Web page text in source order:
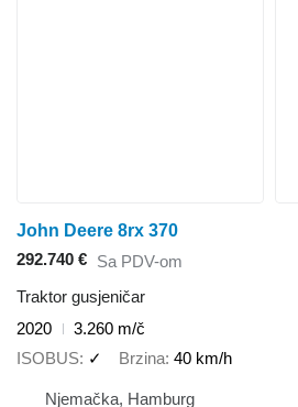
John Deere 8rx 370
292.740 € Sa PDV-om
Traktor gusjeničar
2020
3.260 m/č
ISOBUS ✓ Brzina 40 km/h
Njemačka, Hamburg